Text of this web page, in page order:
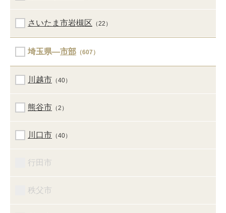
さいたま市岩槻区 （22）
埼玉県―市部 （607）
川越市 （40）
熊谷市 （2）
川口市 （40）
行田市
秩父市